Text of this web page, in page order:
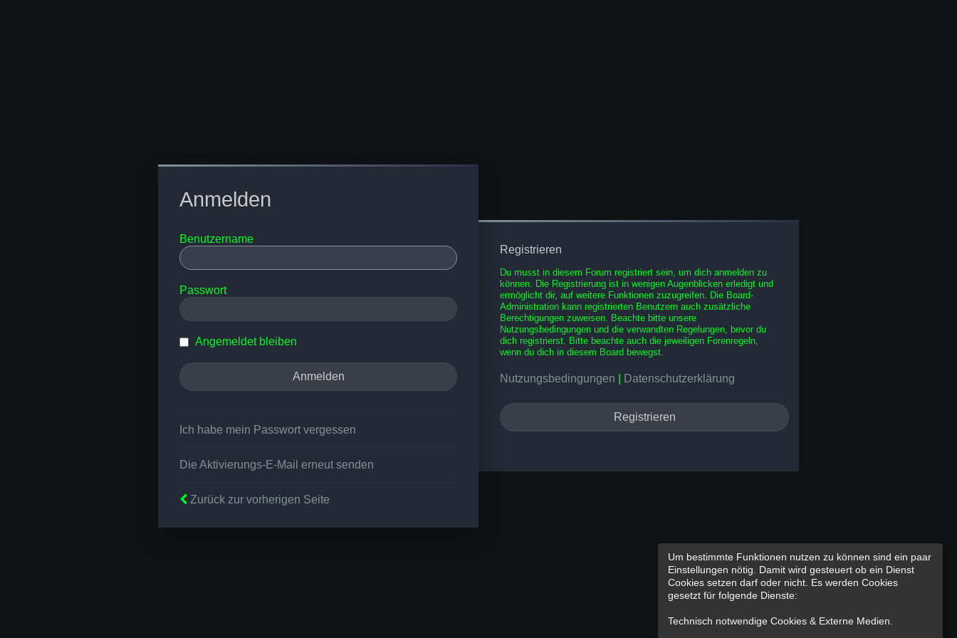
Anmelden
Benutzername
Passwort
Angemeldet bleiben
Ich habe mein Passwort vergessen
Die Aktivierungs-E-Mail erneut senden
Zurück zur vorherigen Seite
Registrieren
Du musst in diesem Forum registriert sein, um dich anmelden zu
können. Die Registrierung ist in wenigen Augenblicken erledigt und
ermöglicht dir, auf weitere Funktionen zuzugreifen. Die Board-
Administration kann registrierten Benutzern auch zusätzliche
Berechtigungen zuweisen. Beachte bitte unsere
Nutzungsbedingungen und die verwandten Regelungen, bevor du
dich registrierst. Bitte beachte auch die jeweiligen Forenregeln,
wenn du dich in diesem Board bewegst.
Nutzungsbedingungen Datenschutzerklärung
Registrieren
Um bestimmte Funktionen nutzen zu können sind ein paar
Einstellungen nötig. Damit wird gesteuert ob ein Dienst
Cookies setzen darf oder nicht. Es werden Cookies
gesetzt für folgende Dienste:
Technisch notwendige Cookies & Externe Medien